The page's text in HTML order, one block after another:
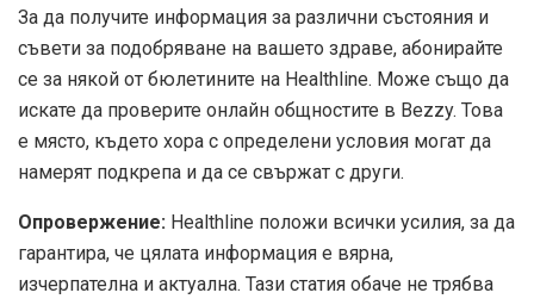
За да получите информация за различни състояния и
съвети за подобряване на вашето здраве, абонирайте
се за някой от бюлетините на Healthline. Може също да
искате да проверите онлайн общностите в Bezzy. Това
е място, където хора с определени условия могат да
намерят подкрепа и да се свържат с други.
Опровержение: Healthline положи всички усилия, за да
гарантира, че цялата информация е вярна,
изчерпателна и актуална. Тази статия обаче не трябва